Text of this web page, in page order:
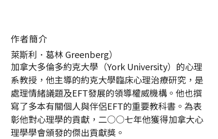
作者簡介
萊斯利．葛林 Greenberg）
加拿大多倫多約克大學（York University）的心理
系教授，他主導的約克大學臨床心理治療研究，是
處理情緒議題及EFT發展的領導權威機構。他也撰
寫了多本有關個人與伴侶EFT的重要教科書。為表
彰他對心理學的貢獻，二○○七年他獲得加拿大心
理學學會頒發的傑出貢獻獎。